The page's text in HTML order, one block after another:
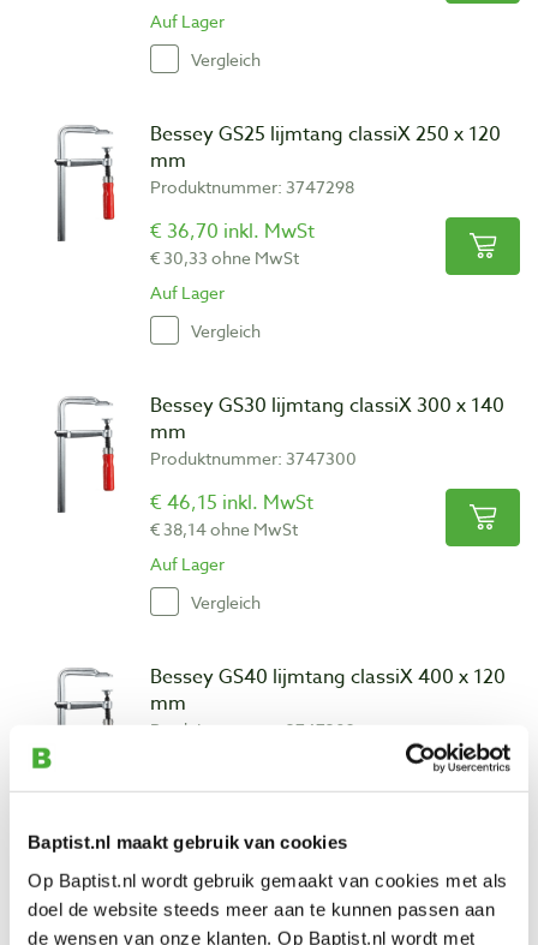
Baptist.nl maakt gebruik van cookies
Op Baptist.nl wordt gebruik gemaakt van cookies met als
doel de website steeds meer aan te kunnen passen aan
de wensen van onze klanten. Op Baptist.nl wordt met
Auf Lager
Vergleich
Bessey GS25 lijmtang classiX 250 x 120
mm
Produktnummer: 3747298
€ 36,70 inkl. MwSt
€ 30,33 ohne MwSt
Auf Lager
Vergleich
Bessey GS30 lijmtang classiX 300 x 140
mm
Produktnummer: 3747300
€ 46,15 inkl. MwSt
€ 38,14 ohne MwSt
Auf Lager
Vergleich
Bessey GS40 lijmtang classiX 400 x 120
mm
Produktnummer: 3747302
Auf Lager
Vergleich